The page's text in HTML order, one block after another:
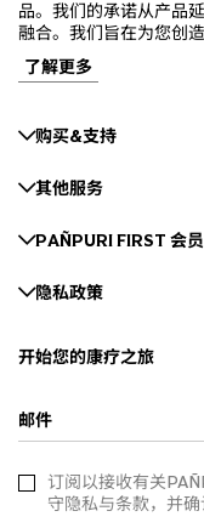
品。我们的承诺从产品
融合。我们旨在为您创
了解更多
购买&支持
其他服务
PAÑPURI FIRST 会员
隐私政策
开始您的康疗之旅
邮件
订阅以接收有关
守隐私与条款，并